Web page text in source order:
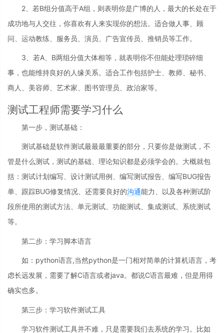
2、若B组分值高于A组，则表明你是广博的人，最大的长处在于
成功地与人交往，你喜欢有人来实现你的想法。适合做人事、顾
问、运动教练、服务员、演员、广告宣传员、推销员等工作。
3、若A、B两组分值大体相等，就表明你不但能处理琐碎细
事，也能维持良好的人缘关系。适合工作包括护士、教师、秘书、
商人、美容师、艺术家、图书管理员、政治家等。
测试工程师需要学习什么
第一步，测试基础：
测试基础是软件测试最最最重要的部分，只要你是做测试，不
管是什么测试，测试的基础、理论知识都是必须学会的。大概就包
括：测试计划编写、设计测试用例、编写测试报告、编写BUG报告
单、跟踪BUG修复情况、还需要良好的沟通能力、以及各种测试阶
段所使用的测试方法、单元测试、功能测试、集成测试、系统测试
等。
第二步：学习脚本语言
如：python语言,当然python是一门相对简单的计算机语言，考
虑长远发展，需要了解C语言或者java。都说C语言最难，但是用得
确实也多。
第三步：学习软件测试工具
学习软件测试工具并不难，只是需要我们去系统的学习。比如